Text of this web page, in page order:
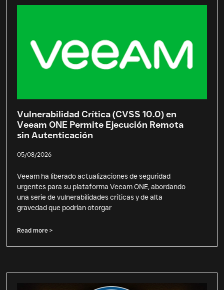
Vulnerabilidad Crítica (CVSS 10.0) en
Veeam ONE Permite Ejecución Remota
sin Autenticación
05/08/2026
Veeam ha liberado actualizaciones de seguridad
urgentes para su plataforma Veeam ONE, abordando
una serie de vulnerabilidades críticas y de alta
gravedad que podrían otorgar
Read more >